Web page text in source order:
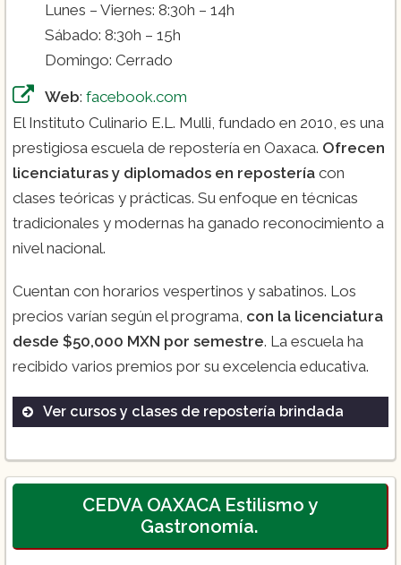
Lunes – Viernes: 8:30h – 14h
Sábado: 8:30h – 15h
Domingo: Cerrado
Web: facebook.com
El Instituto Culinario E.L. Mulli, fundado en 2010, es una
prestigiosa escuela de repostería en Oaxaca. Ofrecen
licenciaturas y diplomados en repostería con
clases teóricas y prácticas. Su enfoque en técnicas
tradicionales y modernas ha ganado reconocimiento a
nivel nacional.
Cuentan con horarios vespertinos y sabatinos. Los
precios varían según el programa, con la licenciatura
desde $50,000 MXN por semestre. La escuela ha
recibido varios premios por su excelencia educativa.
Ver cursos y clases de repostería brindada
Diplomado en Pastelería Fina
Curso de Chocolatería
CEDVA OAXACA Estilismo y
Gastronomía.